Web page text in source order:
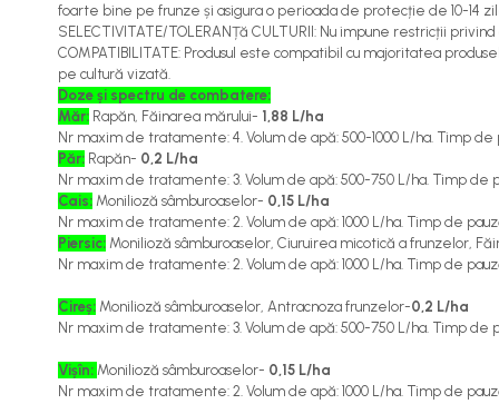
Floarea soarelui
Cereale păioase
Rapiță
Soia, mazare, fasole
Sfeclă
Lucernă și plante furajere
Viță de vie
Cartofi
Adjuvanți
Dezinfectanți de sol
foarte bine pe frunze și asigura o perioada de protecție de 10-14
SELECTIVITATE/TOLERANȚă CULTURII: Nu impune restricții
COMPATIBILITATE: Produsul este compatibil cu majoritatea
pe cultură vizată.
Doze și spectru de combatere:
Măr: Rapăn, Făinarea mărului- 1,88 L/ha
Nr maxim de tratamente: 4. Volum de apă: 500-1000 L/ha. Timp de
Păr: Rapăn- 0,2 L/ha
Nr maxim de tratamente: 3. Volum de apă: 500-750 L/ha. Timp de
Cais: Monilioză sâmburoaselor- 0,15 L/ha
Nr maxim de tratamente: 2. Volum de apă: 1000 L/ha. Timp de
Piersic: Monilioză sâmburoaselor, Ciuruirea micotică a frunzelor,
Nr maxim de tratamente: 2. Volum de apă: 1000 L/ha. Timp de
Cireș: Monilioză sâmburoaselor, Antracnoza frunzelor-0,2 L/ha
Nr maxim de tratamente: 3. Volum de apă: 500-750 L/ha. Timp de
Vișîn: Monilioză sâmburoaselor- 0,15 L/ha
Nr maxim de tratamente: 2. Volum de apă: 1000 L/ha. Timp de